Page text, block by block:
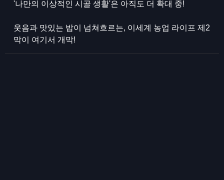
'나만의 이상적인 시골 생활'은 아직도 더 확대 중!
웃음과 맛있는 밥이 넘쳐흐르는, 이세계 농업 라이프 제2
막이 여기서 개막!